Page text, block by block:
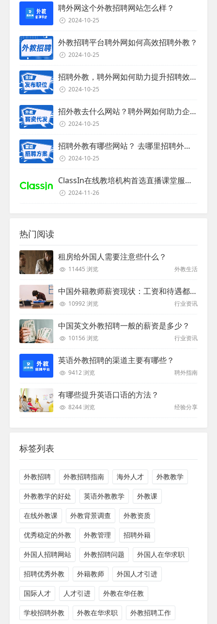
聘外网这个外教招聘网站怎么样？
2024-10-25
外教招聘平台聘外网如何高效招聘外教？
2024-10-25
招聘外教，聘外网如何助力提升招聘效率？
2024-10-25
招外教去什么网站？聘外网如何助力企业外教招聘
2024-10-25
招聘外教有哪些网站？ 去哪里招聘外教？
2024-10-25
ClassIn在线教培机构首选直播课堂服务商
2024-11-26
热门阅读
租房给外国人需要注意些什么？
11445 浏览 外教生活
中国外籍教师薪资现状：工资和待遇都非常高
10992 浏览 行业资讯
中国英文外教招聘一般的薪资是多少？
10156 浏览 行业资讯
英语外教招聘的渠道主要有哪些？
9412 浏览 聘外指南
有哪些提升英语口语的方法？
8244 浏览 经验分享
标签列表
外教招聘 外教招聘指南 海外人才 外教教学
外教教学的好处 英语外教教学 外教课
在线外教课 外教背景调查 外教资质
优秀稳定的外教 外教管理 招聘外籍
外国人招聘网站 外教招聘问题 外国人在华求职
招聘优秀外教 外籍教师 外国人才引进
国际人才 人才引进 外教在华任教
学校招聘外教 外教在华求职 外教招聘工作